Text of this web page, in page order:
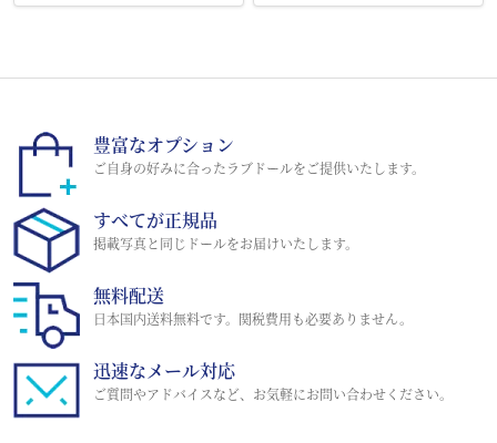
豊富なオプション
ご自身の好みに合ったラブドールをご提供いたします。
すべてが正規品
掲載写真と同じドールをお届けいたします。
無料配送
日本国内送料無料です。関税費用も必要ありません。
迅速なメール対応
ご質問やアドバイスなど、お気軽にお問い合わせください。